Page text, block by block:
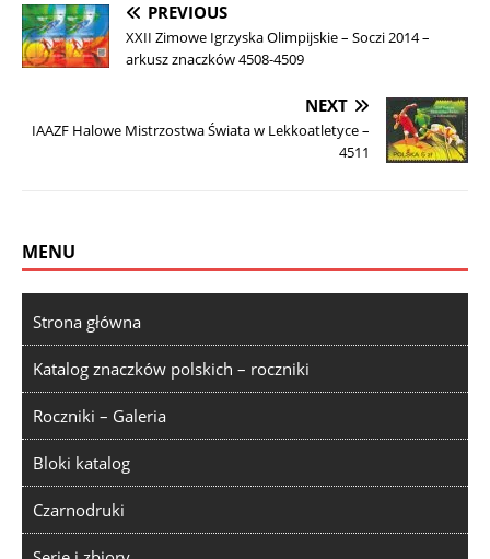
PREVIOUS
XXII Zimowe Igrzyska Olimpijskie – Soczi 2014 –
arkusz znaczków 4508-4509
NEXT
IAAZF Halowe Mistrzostwa Świata w Lekkoatletyce –
4511
MENU
Strona główna
Katalog znaczków polskich – roczniki
Roczniki – Galeria
Bloki katalog
Czarnodruki